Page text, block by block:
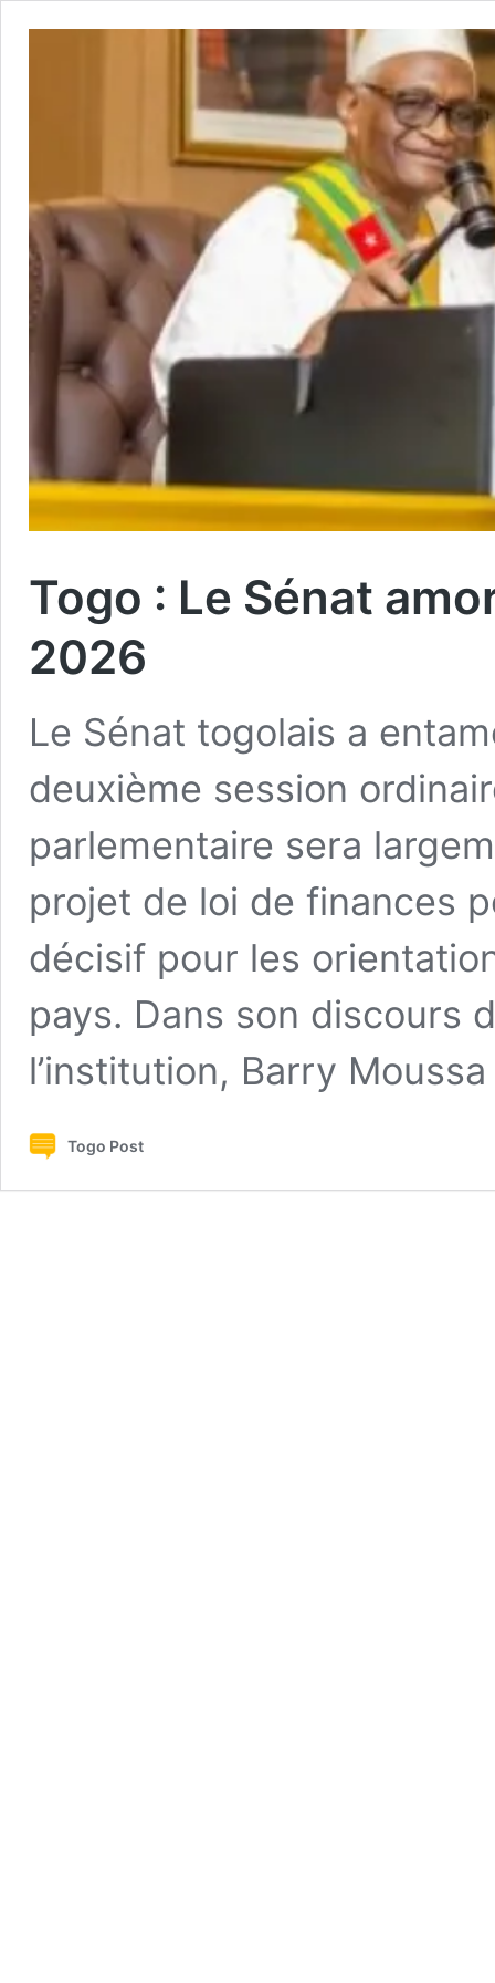
Togo : Le Sénat
2026
Le Sénat togolais a
deuxième session
parlementaire sera
projet de loi de finances
décisif pour les
pays. Dans son discours
l’institution, Barry
Togo Post